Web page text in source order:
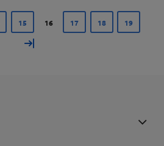
15 16 17 18 19
»